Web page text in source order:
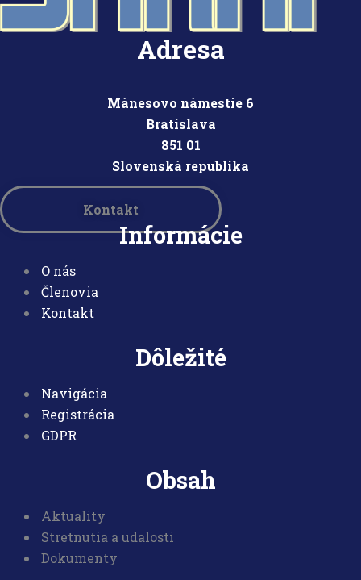
Adresa
Mánesovo námestie 6
Bratislava
851 01
Slovenská republika
Kontakt
Informácie
O nás
Členovia
Kontakt
Dôležité
Navigácia
Registrácia
GDPR
Obsah
Aktuality
Stretnutia a udalosti
Dokumenty